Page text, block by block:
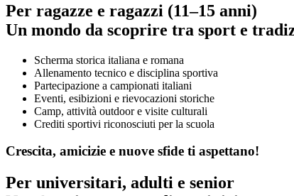
Per ragazze e ragazzi (11–15 anni)
Un mondo da scoprire tra sport e
Scherma storica italiana e romana
Allenamento tecnico e disciplina sportiva
Partecipazione a campionati italiani
Eventi, esibizioni e rievocazioni storiche
Camp, attività outdoor e visite culturali
Crediti sportivi riconosciuti per la scuola
Crescita, amicizie e nuove sfide ti aspettano!
Per universitari, adulti e senior